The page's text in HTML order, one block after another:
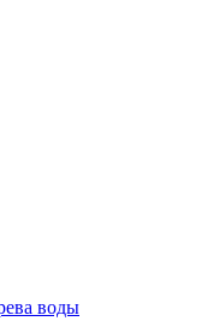
воды